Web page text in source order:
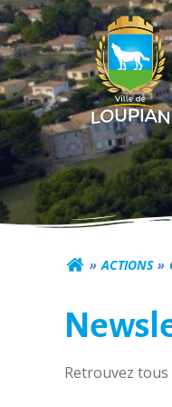
Aller
au
contenu
ACTIONS
Retrouvez